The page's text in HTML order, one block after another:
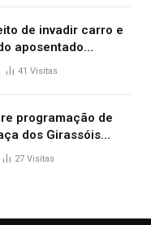
de invadir carro e
aposentado
no trânsito
41 Visitas
programação de
dos Girassóis
em Palmas
27 Visitas